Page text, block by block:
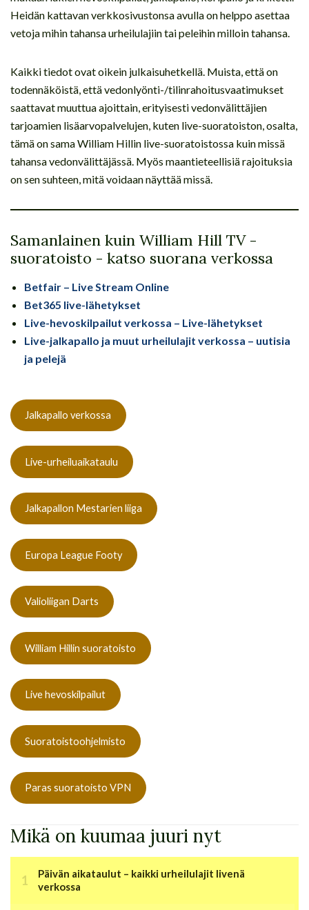
Heidän kattavan verkkosivustonsa avulla on helppo asettaa
vetoja mihin tahansa urheilulajiin tai peleihin milloin tahansa.
Kaikki tiedot ovat oikein julkaisuhetkellä. Muista, että on
todennäköistä, että vedonlyönti-/tilinrahoitusvaatimukset
saattavat muuttua ajoittain, erityisesti vedonvälittäjien
tarjoamien lisäarvopalvelujen, kuten live-suoratoiston, osalta,
tämä on sama William Hillin live-suoratoistossa kuin missä
tahansa vedonvälittäjässä. Myös maantieteellisiä rajoituksia
on sen suhteen, mitä voidaan näyttää missä.
Samanlainen kuin William Hill TV -
suoratoisto - katso suorana verkossa
Betfair – Live Stream Online
Bet365 live-lähetykset
Live-hevoskilpailut verkossa – Live-lähetykset
Live-jalkapallo ja muut urheilulajit verkossa – uutisia
ja pelejä
Jalkapallo verkossa
Live-urheiluaikataulu
Jalkapallon Mestarien liiga
Europa League Footy
Valioliigan Darts
William Hillin suoratoisto
Live hevoskilpailut
Suoratoistoohjelmisto
Paras suoratoisto VPN
Mikä on kuumaa juuri nyt
Päivän aikataulut – kaikki urheilulajit livenä
verkossa